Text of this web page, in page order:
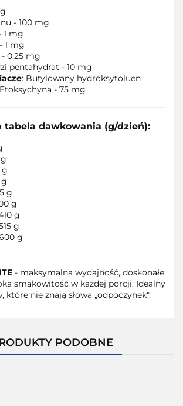
- 100 mg
1 mg
1 mg
- 0,25 mg
pentahydrat - 10 mg
: Butylowany hydroksytoluen
- 75 mg
tabela dawkowania (g/dzień):
g
g
g
g
g
g
g
- maksymalna wydajność, doskonałe
smakowitość w każdej porcji. Idealny
które nie znają słowa „odpoczynek".
PODOBNE